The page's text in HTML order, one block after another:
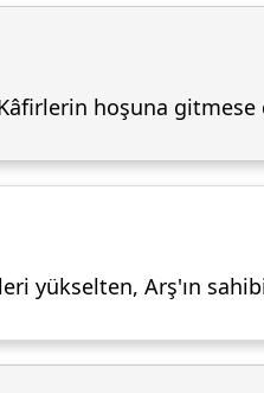
hoşuna
yükselten, Arş'ın